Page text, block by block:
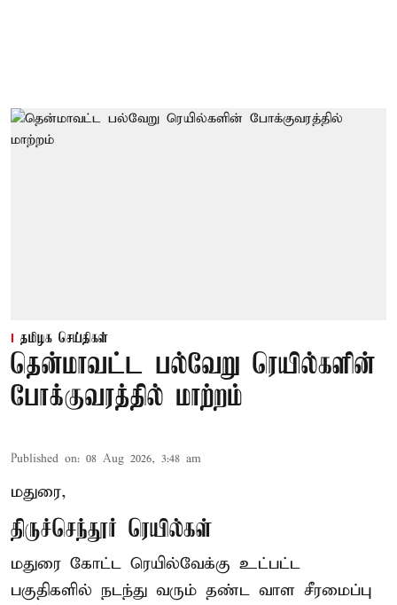
தமிழக செய்திகள்
தென்மாவட்ட பல்வேறு ரெயில்களின்
போக்குவரத்தில் மாற்றம்
Published on: 08 Aug 2026, 3:48 am
மதுரை,
திருச்செந்தூர் ரெயில்கள்
மதுரை கோட்ட ரெயில்வேக்கு உட்பட்ட
பகுதிகளில் நடந்து வரும் தண்ட வாள சீரமைப்பு